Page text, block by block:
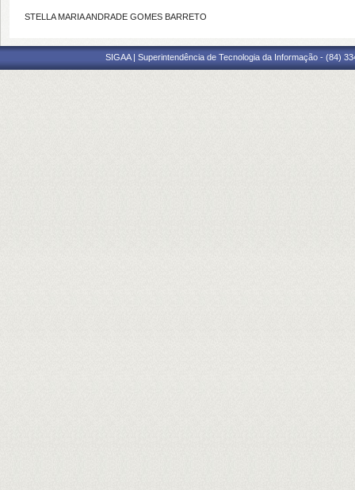
STELLA MARIA ANDRADE GOMES BARRETO
SIGAA | Superintendência de Tecnologia da Informação - (84)